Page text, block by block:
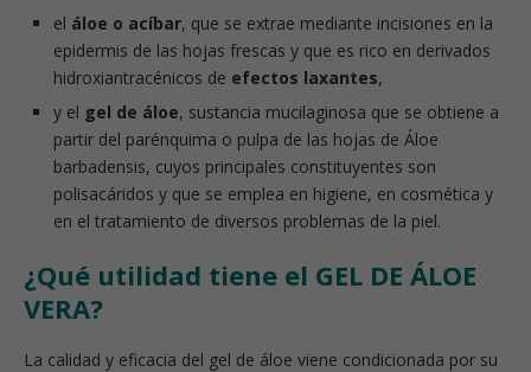
el áloe o acíbar, que se extrae mediante incisiones en la
epidermis de las hojas frescas y que es rico en derivados
hidroxiantracénicos de efectos laxantes,
y el gel de áloe, sustancia mucilaginosa que se obtiene a
partir del parénquima o pulpa de las hojas de Áloe
barbadensis, cuyos principales constituyentes son
polisacáridos y que se emplea en higiene, en cosmética y
en el tratamiento de diversos problemas de la piel.
¿Qué utilidad tiene el GEL DE ÁLOE
VERA?
La calidad y eficacia del gel de áloe viene condicionada por su